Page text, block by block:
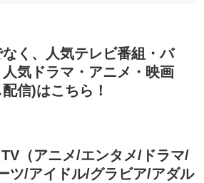
く、人気テレビ番組・バ
気ドラマ・アニメ・映画
信)はこちら！
（アニメ/エンタメ/ドラマ/
ツ/アイドル/グラビア/アダル